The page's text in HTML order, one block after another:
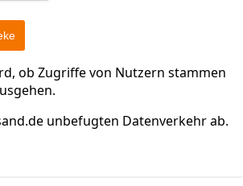
ob Zugriffe von Nutzern stammen
unbefugten Datenverkehr ab.